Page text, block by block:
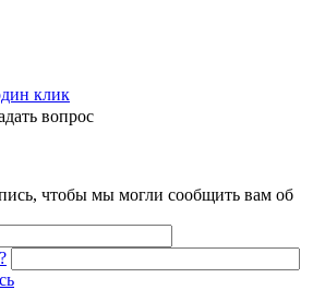
клик
вопрос
чтобы мы могли сообщить вам об